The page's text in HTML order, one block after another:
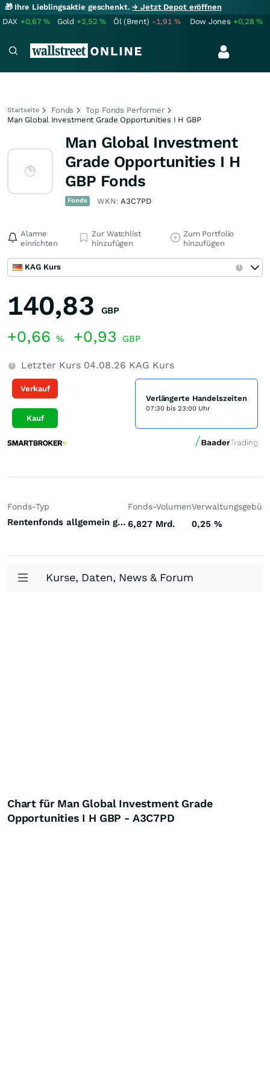
🎁 Ihre Lieblingsaktie geschenkt.→ Jetzt Depot eröffnen
DAX +0,67% Gold +2,52% Öl (Brent) -1,91% Dow Jones +0,28%
Startseite Fonds
Top Fonds Performer
Man Global Investment Grade Opportunities I H GBP
Man Global Investment
Grade Opportunities I H
GBP Fonds
Fonds WKN:A3C7PD
Alarme
einrichten
Zur Watchlist
hinzufügen
Zum Portfolio
hinzufügen
KAG Kurs
140,83 GBP
+0,66 % +0,93 GBP
Letzter Kurs 04.08.26 KAG Kurs
Verkauf
Kauf
Verlängerte Handelszeiten
07:30 bis 23:00 Uhr
Fonds-Typ
Rentenfonds allgemein gemischte Laufzeiten Welt Hartwährungen (Welt)
Fonds-Volumen
6,827 Mrd. 0,25 %
Kurse, Daten, News & Forum
Chart für Man Global Investment Grade
Opportunities I H GBP - A3C7PD